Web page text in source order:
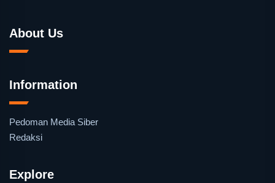
About Us
Information
Pedoman Media Siber
Redaksi
Explore